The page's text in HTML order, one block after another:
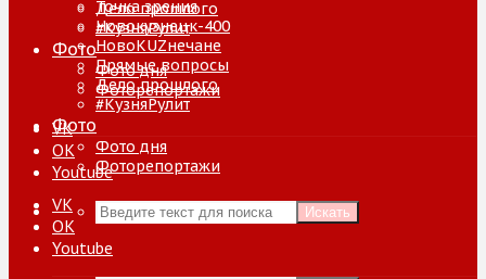
Дело прошлого
#КузняРулит
Фото
Фото дня
Фоторепортажи
VK
ОК
Youtube
Искать
Точка зрения
Новокузнецк-400
НовоKUZнечане
Прямые вопросы
Дело прошлого
#КузняРулит
Фото
Фото дня
Фоторепортажи
VK
ОК
Youtube